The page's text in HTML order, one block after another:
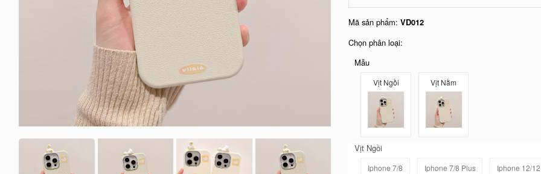
Mã sản phẩm:VD012
Chọn phân loại:
Mẫu
Vịt Ngồi Vịt Nằm
Vịt Ngồi
Iphone 7/8 Iphone 7/8 Plus Iphone 12/